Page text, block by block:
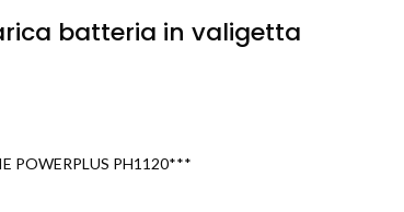
batteria in valigetta
POWERPLUS PH1120***